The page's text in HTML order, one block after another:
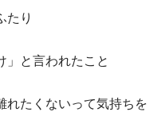
たり
」と言われたこと
れたくないって気持ちを